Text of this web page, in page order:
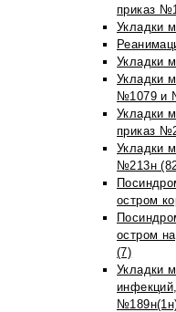
приказ
Укладки
Укладки
Укладки
№1079 и
Укладки
приказ
Укладки
№213н
остром
остром
(7)
Укладки